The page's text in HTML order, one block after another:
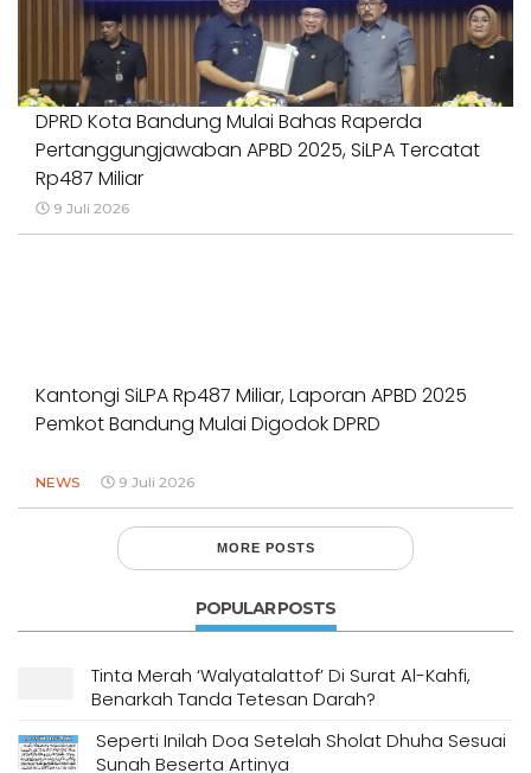
DPRD Kota Bandung Mulai Bahas Raperda
Pertanggungjawaban APBD 2025, SiLPA Tercatat
Rp487 Miliar
9 Juli 2026
Kantongi SiLPA Rp487 Miliar, Laporan APBD 2025
Pemkot Bandung Mulai Digodok DPRD
NEWS 9 Juli 2026
MORE POSTS
POPULAR POSTS
Tinta Merah ‘Walyatalattof’ Di Surat Al-Kahfi,
Benarkah Tanda Tetesan Darah?
Seperti Inilah Doa Setelah Sholat Dhuha Sesuai
Sunah Beserta Artinya